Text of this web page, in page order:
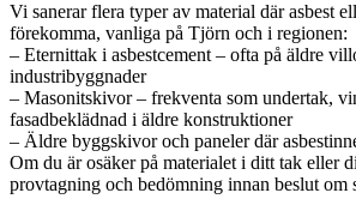
Vi sanerar flera typer av material där asbest
förekomma, vanliga på Tjörn och i regionen:
– Eternittak i asbestcement – ofta på äldre
industribyggnader
– Masonitskivor – frekventa som undertak,
fasadbeklädnad i äldre konstruktioner
– Äldre byggskivor och paneler där
Om du är osäker på materialet i ditt tak eller
provtagning och bedömning innan beslut om